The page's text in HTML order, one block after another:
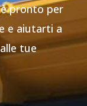
pronto per
e aiutarti a
tue